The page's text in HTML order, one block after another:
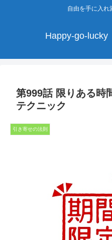
自由を手に入れ
Happy-go-
第999話 限りある時
テクニック
引き寄せの法則